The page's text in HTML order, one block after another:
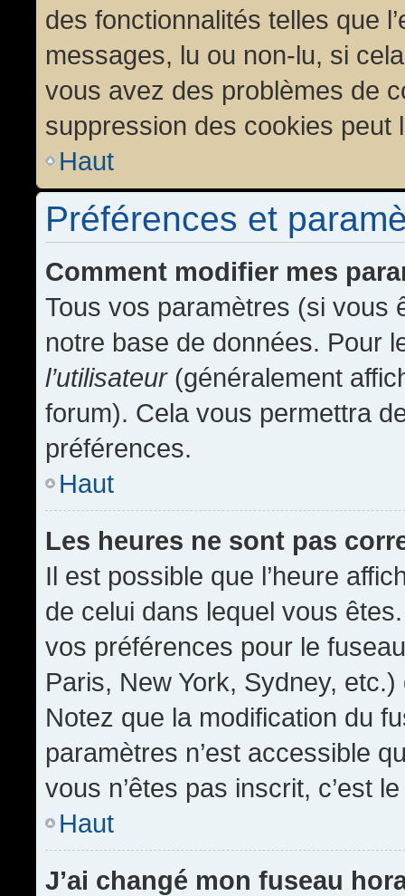
des fonctionnalités telles que
messages, lu ou non-lu, si
vous avez des problèmes de
suppression des cookies peut
Haut
Préférences et
Comment modifier mes
Tous vos paramètres (si vous
notre base de données. Pour
l’utilisateur(généralement
forum). Cela vous permettra
préférences.
Haut
Les heures ne sont pas
Il est possible que l’heure
de celui dans lequel vous
vos préférences pour le
Paris, New York, Sydney,
Notez que la modification du
paramètres n’est accessible
vous n’êtes pas inscrit, c’est
Haut
J’ai changé mon fuseau